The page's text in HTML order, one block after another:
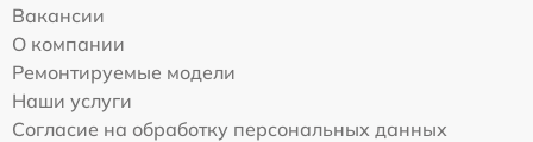
Вакансии
О компании
Ремонтируемые модели
Наши услуги
Согласие на обработку персональных данных